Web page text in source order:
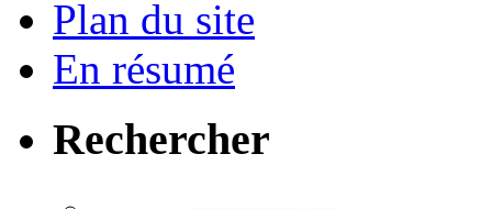
Plan du site
En résumé
Rechercher